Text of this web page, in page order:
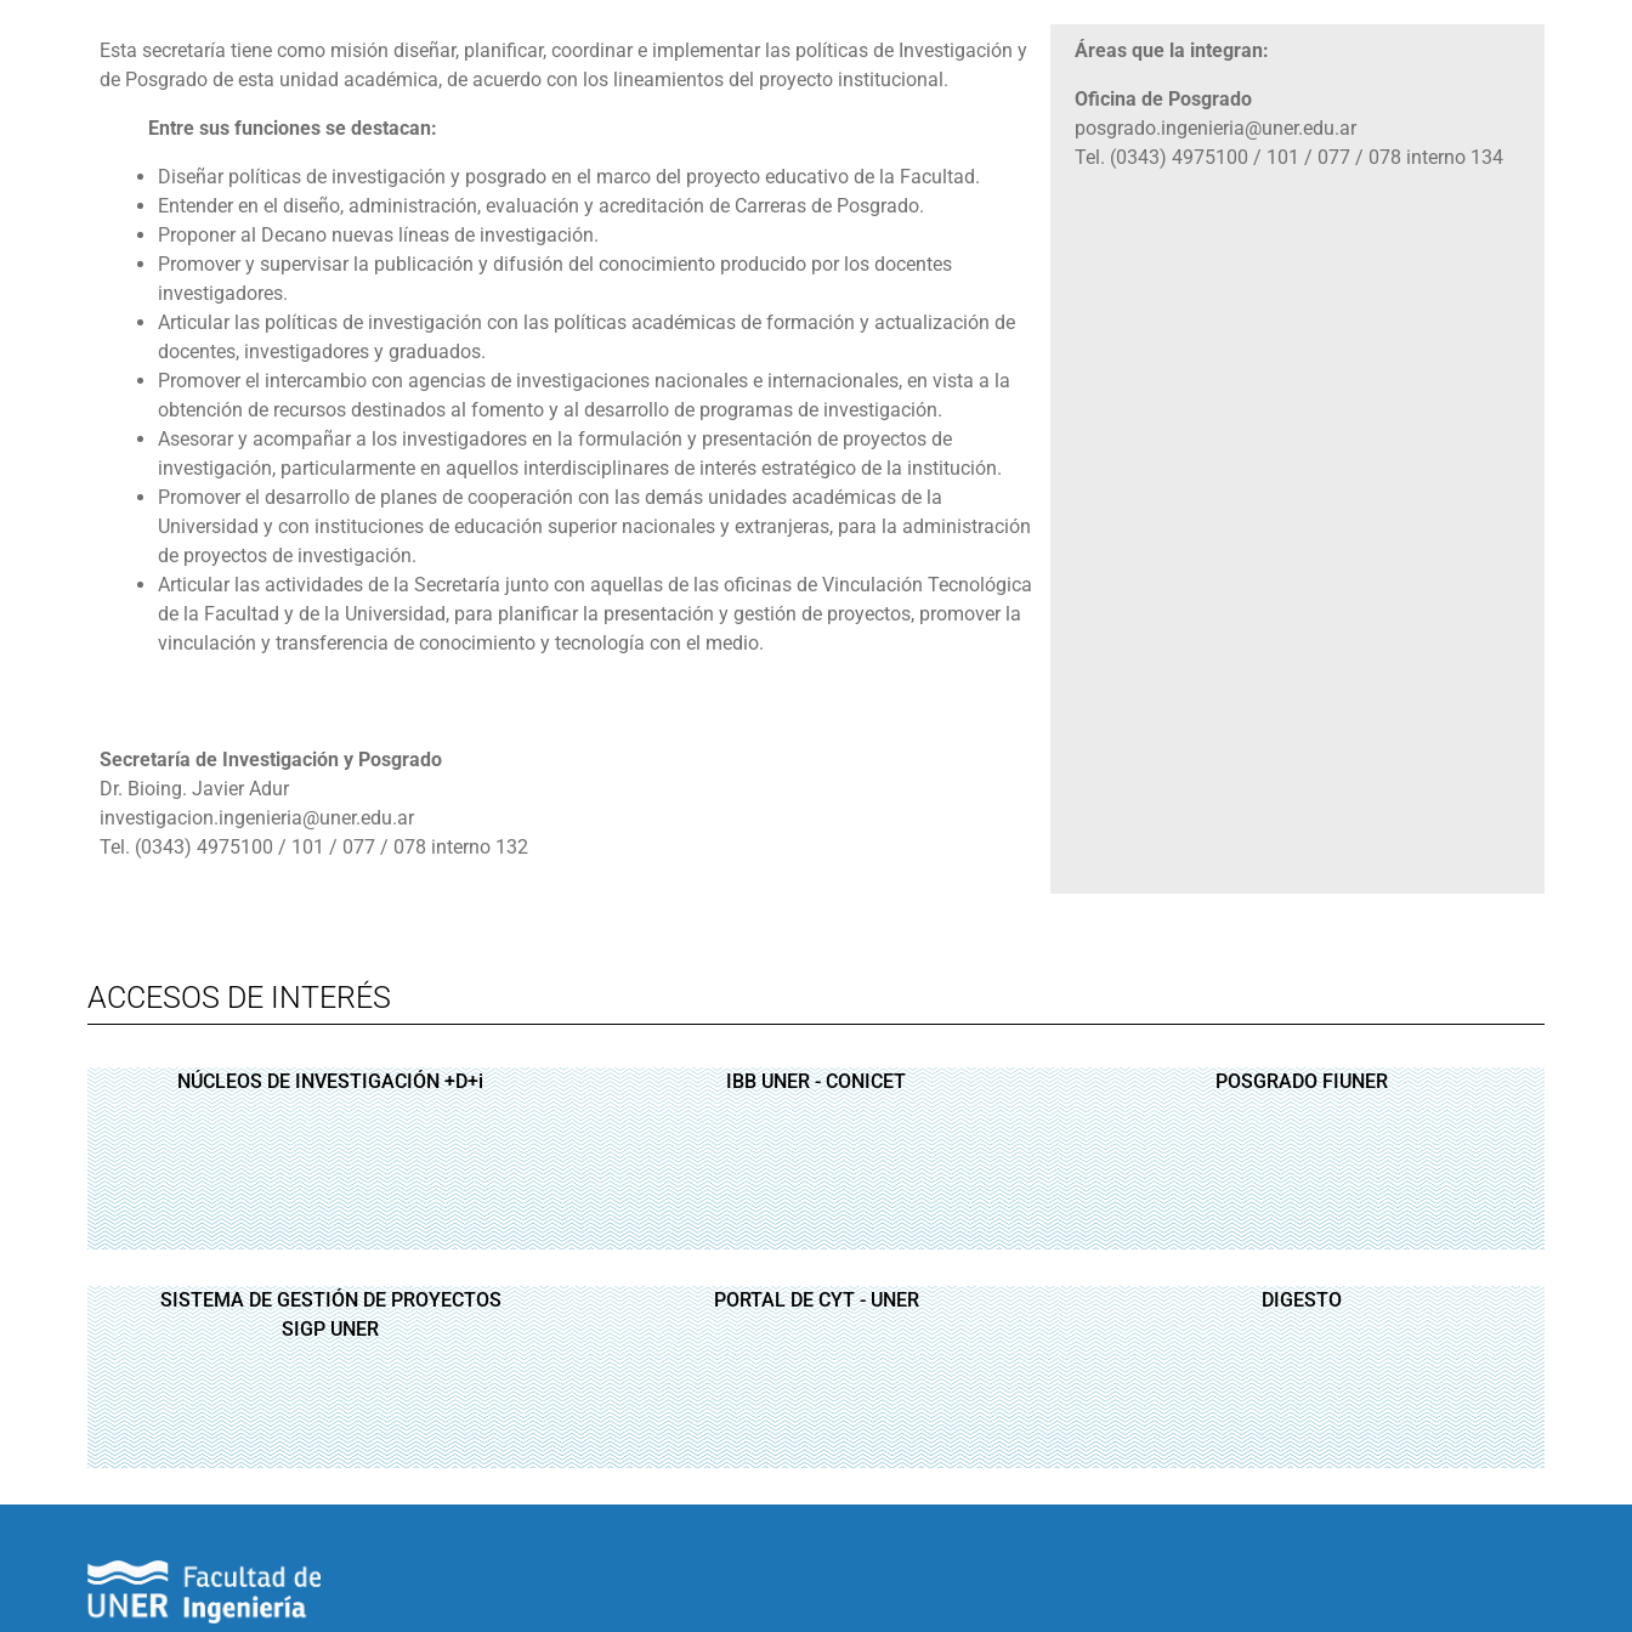
Esta secretaría tiene como misión diseñar, planificar, coordinar e implementar las políticas de Investigación y
de Posgrado de esta unidad académica, de acuerdo con los lineamientos del proyecto institucional.
Entre sus funciones se destacan:
Diseñar políticas de investigación y posgrado en el marco del proyecto educativo de la Facultad.
Entender en el diseño, administración, evaluación y acreditación de Carreras de Posgrado.
Proponer al Decano nuevas líneas de investigación.
Promover y supervisar la publicación y difusión del conocimiento producido por los docentes
investigadores.
Articular las políticas de investigación con las políticas académicas de formación y actualización de
docentes, investigadores y graduados.
Promover el intercambio con agencias de investigaciones nacionales e internacionales, en vista a la
obtención de recursos destinados al fomento y al desarrollo de programas de investigación.
Asesorar y acompañar a los investigadores en la formulación y presentación de proyectos de
investigación, particularmente en aquellos interdisciplinares de interés estratégico de la institución.
Promover el desarrollo de planes de cooperación con las demás unidades académicas de la
Universidad y con instituciones de educación superior nacionales y extranjeras, para la administración
de proyectos de investigación.
Articular las actividades de la Secretaría junto con aquellas de las oficinas de Vinculación Tecnológica
de la Facultad y de la Universidad, para planificar la presentación y gestión de proyectos, promover la
vinculación y transferencia de conocimiento y tecnología con el medio.
Secretaría de Investigación y Posgrado
Dr. Bioing. Javier Adur
investigacion.ingenieria@uner.edu.ar
Tel. (0343) 4975100 / 101 / 077 / 078 interno 132
Áreas que la integran:
Oficina de Posgrado
posgrado.ingenieria@uner.edu.ar
Tel. (0343) 4975100 / 101 / 077 / 078 interno 134
ACCESOS DE INTERÉS
NÚCLEOS DE INVESTIGACIÓN +D+i IBB UNER - CONICET POSGRADO FIUNER
SISTEMA DE GESTIÓN DE PROYECTOS
SIGP UNER
PORTAL DE CYT - UNER DIGESTO